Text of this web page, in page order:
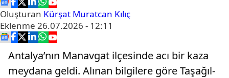
Oluşturan Kürşat Muratcan Kılıç
Eklenme 26.07.2026 - 12:11
Antalya’nın Manavgat ilçesinde acı bir kaza
meydana geldi. Alınan bilgilere göre Taşağıl-